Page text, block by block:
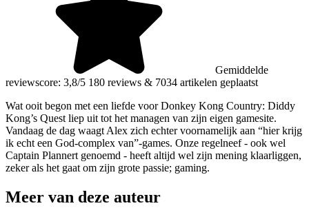
Gemiddelde
reviewscore: 3,8/5 180 reviews & 7034 artikelen geplaatst
Wat ooit begon met een liefde voor Donkey Kong Country: Diddy
Kong’s Quest liep uit tot het managen van zijn eigen gamesite.
Vandaag de dag waagt Alex zich echter voornamelijk aan “hier krijg
ik echt een God-complex van”-games. Onze regelneef - ook wel
Captain Plannert genoemd - heeft altijd wel zijn mening klaarliggen,
zeker als het gaat om zijn grote passie; gaming.
Meer van deze auteur